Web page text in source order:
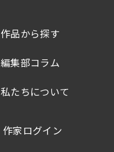
作品から探す
編集部コラム
私たちについて
作家ログイン